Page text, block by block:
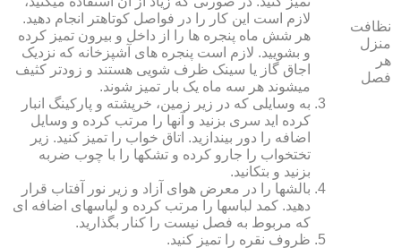
نظافت
منزل
هر
فصل
لازم است این کار را در فواصل کوتاه‏تر انجام دهید.
هر شش ماه پنجره‏ ها را از داخل و بیرون تمیز کرده
و بشویید. لازم است پنجره‏ های آشپزخانه که نزدیک
اجاق گاز یا سینک ظرف شویی هستند و زودتر کثیف
می‏شوند هر سه ماه یک بار تمیز شوند.
به وسایلی که در زیر زمین، خرپشته و پارکینگ انبار
کرده‏ اید سری بزنید و آنها را مرتب کرده و وسایل
اضافه را دور بیندازید. اتاق خواب را تمیز کنید. زیر
تختخواب را جارو کرده و تشک‏ها را با چوب ضربه
بزنید و بتکانید.
بالش‏ها را در معرض هوای آزاد و زیر نور آفتاب قرار
دهید. کمد لباس‏ها را مرتب کرده و لباس‏های اضافه ای
که مربوط به فصل نیست را کنار بگذارید.
ظروف نقره را تمیز کنید.